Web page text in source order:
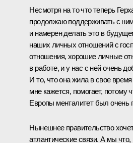
Несмотря на то что теперь
продолжаю поддерживать с
и намерен делать это в
наших личных отношений с
отношения, хорошие личные
в работе, и у нас с ней очень
И то, что она жила в свое
мне кажется, помогает, потому
Европы менталитет был очень
Нынешнее правительство
атлантические связи. А мы